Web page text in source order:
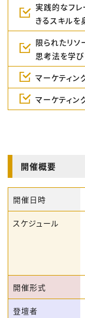
実践的なフ
きるスキル
限られたリ
思考法を学
マーケティ
マーケティン
開催概要
開催日時
スケジュール
開催形式
登壇者